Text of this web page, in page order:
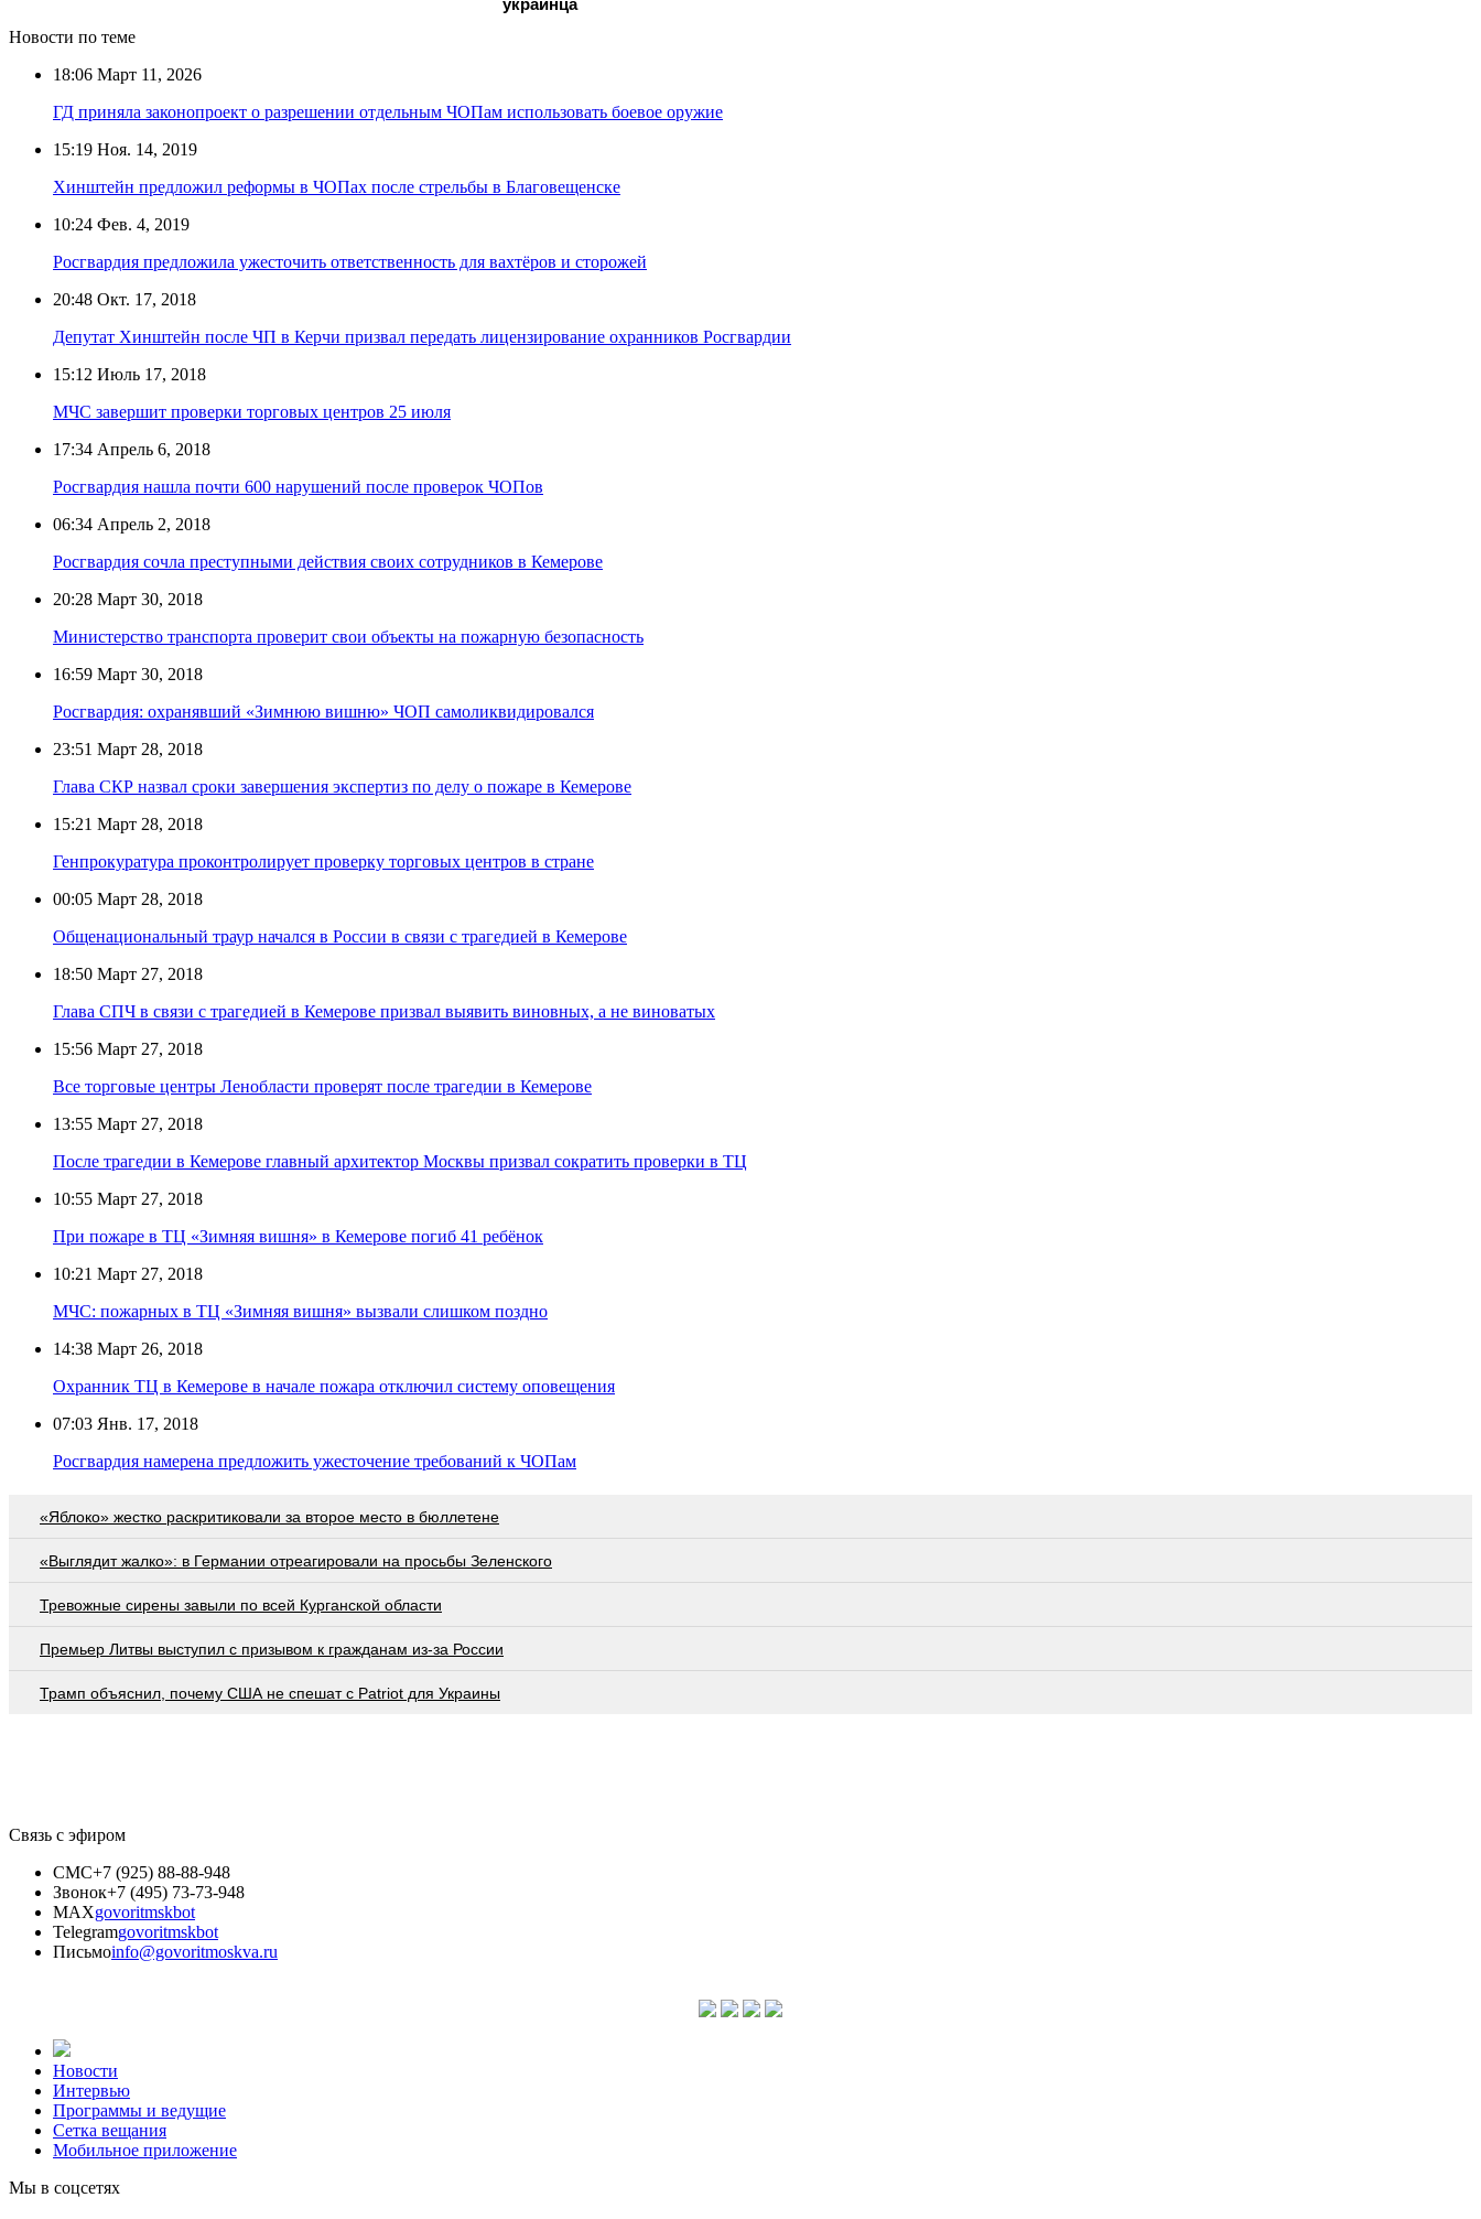
Новости по теме
18:06 Март 11, 2026
ГД приняла законопроект о разрешении отдельным ЧОПам использовать боевое оружие
15:19 Ноя. 14, 2019
Хинштейн предложил реформы в ЧОПах после стрельбы в Благовещенске
10:24 Фев. 4, 2019
Росгвардия предложила ужесточить ответственность для вахтёров и сторожей
20:48 Окт. 17, 2018
Депутат Хинштейн после ЧП в Керчи призвал передать лицензирование охранников Росгвардии
15:12 Июль 17, 2018
МЧС завершит проверки торговых центров 25 июля
17:34 Апрель 6, 2018
Росгвардия нашла почти 600 нарушений после проверок ЧОПов
06:34 Апрель 2, 2018
Росгвардия сочла преступными действия своих сотрудников в Кемерове
20:28 Март 30, 2018
Министерство транспорта проверит свои объекты на пожарную безопасность
16:59 Март 30, 2018
Росгвардия: охранявший «Зимнюю вишню» ЧОП самоликвидировался
23:51 Март 28, 2018
Глава СКР назвал сроки завершения экспертиз по делу о пожаре в Кемерове
15:21 Март 28, 2018
Генпрокуратура проконтролирует проверку торговых центров в стране
00:05 Март 28, 2018
Общенациональный траур начался в России в связи с трагедией в Кемерове
18:50 Март 27, 2018
Глава СПЧ в связи с трагедией в Кемерове призвал выявить виновных, а не виноватых
15:56 Март 27, 2018
Все торговые центры Ленобласти проверят после трагедии в Кемерове
13:55 Март 27, 2018
После трагедии в Кемерове главный архитектор Москвы призвал сократить проверки в ТЦ
10:55 Март 27, 2018
При пожаре в ТЦ «Зимняя вишня» в Кемерове погиб 41 ребёнок
10:21 Март 27, 2018
МЧС: пожарных в ТЦ «Зимняя вишня» вызвали слишком поздно
14:38 Март 26, 2018
Охранник ТЦ в Кемерове в начале пожара отключил систему оповещения
07:03 Янв. 17, 2018
Росгвардия намерена предложить ужесточение требований к ЧОПам
«Яблоко» жестко раскритиковали за второе место в бюллетене
«Выглядит жалко»: в Германии отреагировали на просьбы Зеленского
Тревожные сирены завыли по всей Курганской области
Премьер Литвы выступил с призывом к гражданам из-за России
Трамп объяснил, почему США не спешат с Patriot для Украины
Связь с эфиром
СМС+7 (925) 88-88-948
Звонок+7 (495) 73-73-948
MAXgovoritmskbot
Telegramgovoritmskbot
Письмоinfo@govoritmoskva.ru
Новости
Интервью
Программы и ведущие
Сетка вещания
Мобильное приложение
Мы в соцсетях